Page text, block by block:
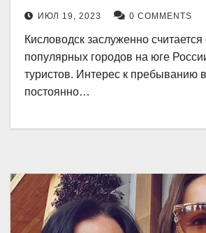
ИЮЛ 19, 2023 0 COMMENTS
Кисловодск заслуженно
популярных городов на юге
туристов. Интерес к пребыванию
постоянно…